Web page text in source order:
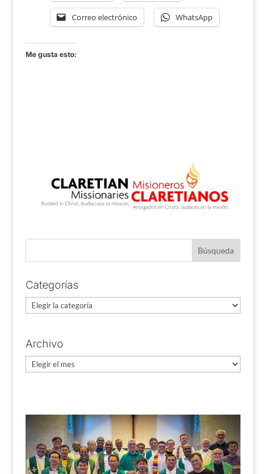
Correo electrónico WhatsApp
Me gusta esto:
Categorías
Categorías
Archivo
Archivo